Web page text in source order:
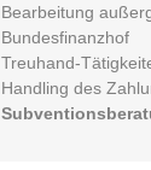
Bearbeitung
Bundesfinanzhof
Treuhand-
Handling des